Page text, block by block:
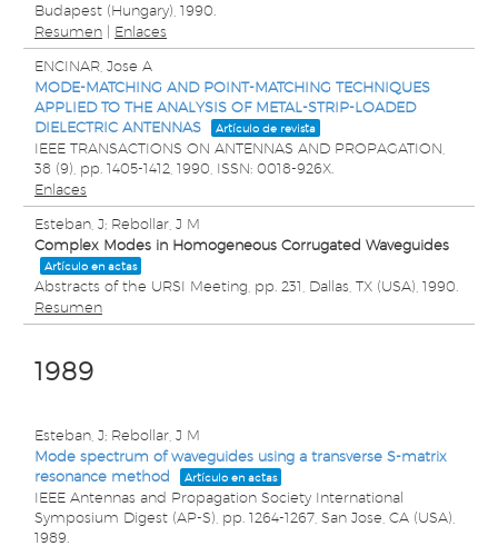
Budapest (Hungary), 1990
Resumen | Enlaces
ENCINAR, Jose A
MODE-MATCHING AND POINT-MATCHING TECHNIQUES
APPLIED TO THE ANALYSIS OF METAL-STRIP-LOADED
DIELECTRIC ANTENNAS
Artículo de revista
IEEE TRANSACTIONS ON ANTENNAS AND PROPAGATION,
38 (9), pp. 1405-1412, 1990 ISSN: 0018-926X
Enlaces
Esteban, J; Rebollar, J M
Complex Modes in Homogeneous Corrugated Waveguides
Artículo en actas
Abstracts of the URSI Meeting, pp. 231, Dallas, TX (USA), 1990
Resumen
1989
Esteban, J; Rebollar, J M
Mode spectrum of waveguides using a transverse S-matrix
resonance method
Artículo en actas
IEEE Antennas and Propagation Society International
Symposium Digest (AP-S), pp. 1264-1267, San Jose, CA (USA),
1989